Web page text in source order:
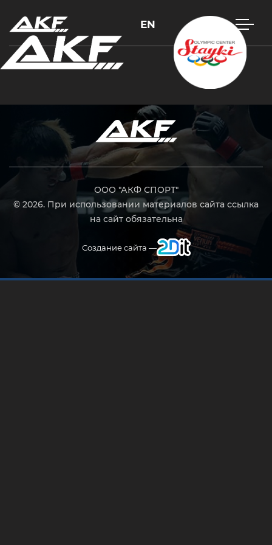
EN
ООО "АКФ СПОРТ"
© 2026. При использовании материалов сайта ссылка
на сайт обязательна
Создание сайта —
Нажмите Enter для поиска или Esc, чтобы закрыть